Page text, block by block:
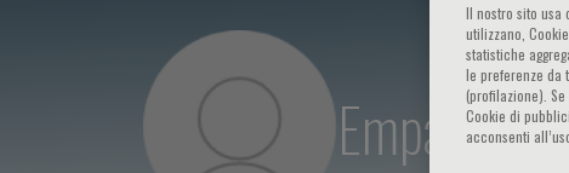
Empar
Il nostro sito usa
utilizzano,
statistiche
le preferenze da
(profilazione).
Cookie di
acconsenti